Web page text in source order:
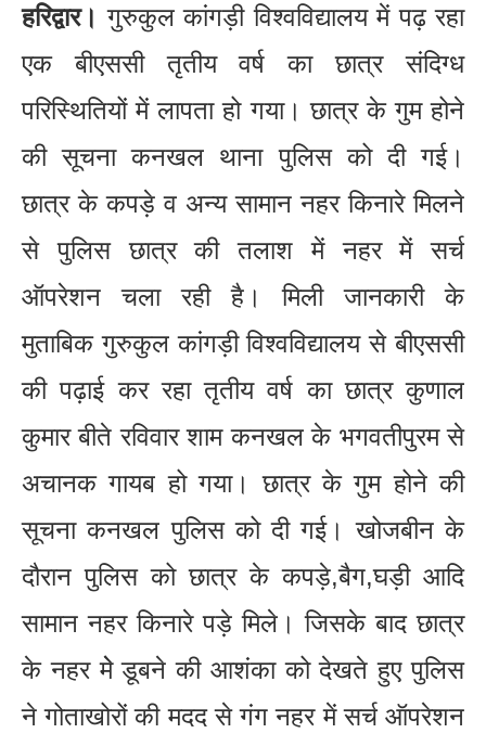
हरिद्वार। गुरुकुल कांगड़ी विश्वविद्यालय में पढ़ रहा
एक बीएससी तृतीय वर्ष का छात्र संदिग्ध
परिस्थितियों में लापता हो गया। छात्र के गुम होने
की सूचना कनखल थाना पुलिस को दी गई।
छात्र के कपड़े व अन्य सामान नहर किनारे मिलने
से पुलिस छात्र की तलाश में नहर में सर्च
ऑपरेशन चला रही है। मिली जानकारी के
मुताबिक गुरुकुल कांगड़ी विश्वविद्यालय से बीएससी
की पढ़ाई कर रहा तृतीय वर्ष का छात्र कुणाल
कुमार बीते रविवार शाम कनखल के भगवतीपुरम से
अचानक गायब हो गया। छात्र के गुम होने की
सूचना कनखल पुलिस को दी गई। खोजबीन के
दौरान पुलिस को छात्र के कपड़े,बैग,घड़ी आदि
सामान नहर किनारे पड़े मिले। जिसके बाद छात्र
के नहर मेे डूबने की आशंका को देखते हुए पुलिस
ने गोताखोरों की मदद से गंग नहर में सर्च ऑपरेशन